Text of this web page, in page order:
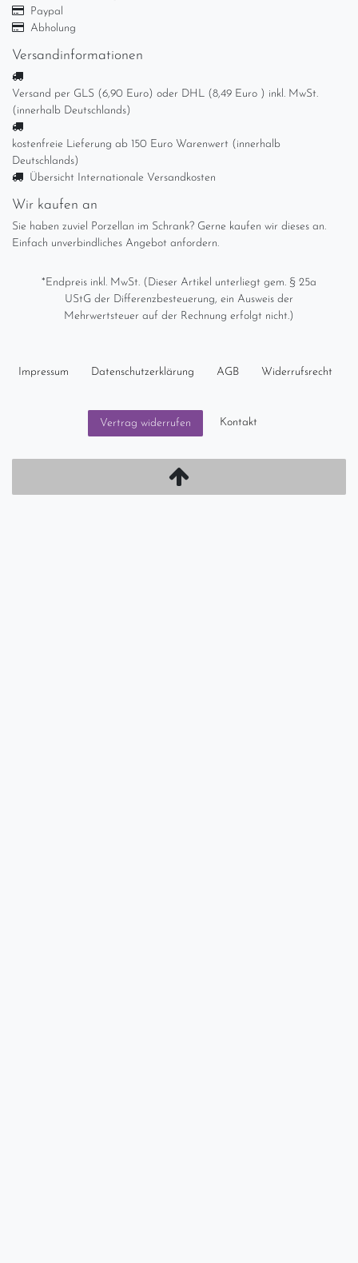
Paypal
Abholung
Versandinformationen
Versand per GLS (6,90 Euro) oder DHL (8,49 Euro ) inkl. MwSt.
(innerhalb Deutschlands)
kostenfreie Lieferung ab 150 Euro Warenwert (innerhalb
Deutschlands)
Übersicht Internationale Versandkosten
Wir kaufen an
Sie haben zuviel Porzellan im Schrank? Gerne kaufen wir dieses an.
Einfach unverbindliches Angebot anfordern.
*Endpreis inkl. MwSt. (Dieser Artikel unterliegt gem. § 25a
UStG der Differenzbesteuerung, ein Ausweis der
Mehrwertsteuer auf der Rechnung erfolgt nicht.)
Impressum Daten­schutz­erklärung AGB Widerrufs­recht
Vertrag widerrufen Kontakt